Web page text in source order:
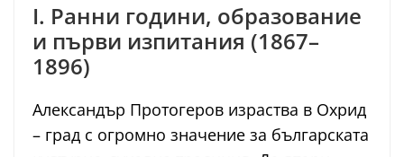
I. Ранни години, образование
и първи изпитания (1867–
1896)
Александър Протогеров израства в Охрид
– град с огромно значение за българската